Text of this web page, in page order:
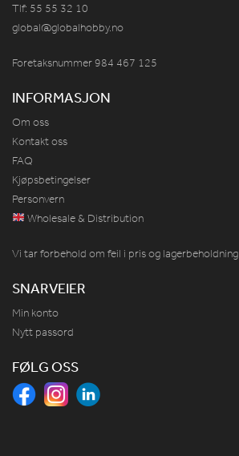
Tlf: 55 55 32 10
global@globalhobby.no
Foretaksnummer 984 467 125
INFORMASJON
Om oss
Kontakt oss
FAQ
Kjøpsbetingelser
Personvern
Wholesale & Distribution
Vi tar forbehold om feil i pris og lagerbeholdning
SNARVEIER
Min konto
Nytt passord
FØLG OSS